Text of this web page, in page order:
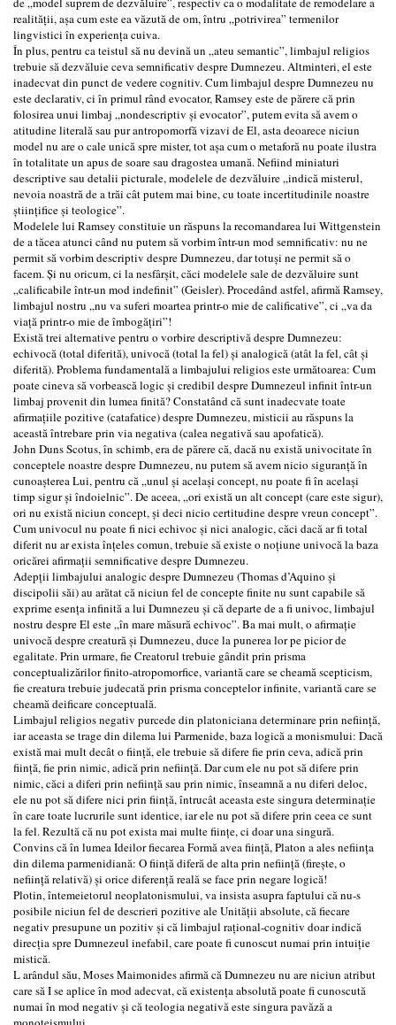
realității, așa cum este ea văzută de om, întru „potrivirea” termenilor
lingvistici în experiența cuiva.
În plus, pentru ca teistul să nu devină un „ateu semantic”, limbajul religios
trebuie să dezvăluie ceva semnificativ despre Dumnezeu. Altminteri, el este
inadecvat din punct de vedere cognitiv. Cum limbajul despre Dumnezeu nu
este declarativ, ci în primul rând evocator, Ramsey este de părere că prin
folosirea unui limbaj „nondescriptiv și evocator”, putem evita să avem o
atitudine literală sau pur antropomorfă vizavi de El, asta deoarece niciun
model nu are o cale unică spre mister, tot așa cum o metaforă nu poate ilustra
în totalitate un apus de soare sau dragostea umană. Nefiind miniaturi
descriptive sau detalii picturale, modelele de dezvăluire „indică misterul,
nevoia noastră de a trăi cât putem mai bine, cu toate incertitudinile noastre
științifice și teologice”.
Modelele lui Ramsey constituie un răspuns la recomandarea lui Wittgenstein
de a tăcea atunci când nu putem să vorbim într-un mod semnificativ: nu ne
permit să vorbim descriptiv despre Dumnezeu, dar totuși ne permit să o
facem. Și nu oricum, ci la nesfârșit, căci modelele sale de dezvăluire sunt
„calificabile într-un mod indefinit” (Geisler). Procedând astfel, afirmă Ramsey,
limbajul nostru „nu va suferi moartea printr-o mie de calificative”, ci „va da
viață printr-o mie de îmbogățiri”!
Există trei alternative pentru o vorbire descriptivă despre Dumnezeu:
echivocă (total diferită), univocă (total la fel) și analogică (atât la fel, cât și
diferită). Problema fundamentală a limbajului religios este următoarea: Cum
poate cineva să vorbească logic și credibil despre Dumnezeul infinit într-un
limbaj provenit din lumea finită? Constatând că sunt inadecvate toate
afirmațiile pozitive (catafatice) despre Dumnezeu, misticii au răspuns la
această întrebare prin via negativa (calea negativă sau apofatică).
John Duns Scotus, în schimb, era de părere că, dacă nu există univocitate în
conceptele noastre despre Dumnezeu, nu putem să avem nicio siguranță în
cunoașterea Lui, pentru că „unul și același concept, nu poate fi în același
timp sigur și îndoielnic”. De aceea, „ori există un alt concept (care este sigur),
ori nu există niciun concept, și deci nicio certitudine despre vreun concept”.
Cum univocul nu poate fi nici echivoc și nici analogic, căci dacă ar fi total
diferit nu ar exista înțeles comun, trebuie să existe o noțiune univocă la baza
oricărei afirmații semnificative despre Dumnezeu.
Adepții limbajului analogic despre Dumnezeu (Thomas d’Aquino și
discipolii săi) au arătat că niciun fel de concepte finite nu sunt capabile să
exprime esența infinită a lui Dumnezeu și că departe de a fi univoc, limbajul
nostru despre El este „în mare măsură echivoc”. Ba mai mult, o afirmație
univocă despre creatură și Dumnezeu, duce la punerea lor pe picior de
egalitate. Prin urmare, fie Creatorul trebuie gândit prin prisma
conceptualizărilor finito-atropomorfice, variantă care se cheamă scepticism,
fie creatura trebuie judecată prin prisma conceptelor infinite, variantă care se
cheamă deificare conceptuală.
Limbajul religios negativ purcede din platoniciana determinare prin neființă,
iar aceasta se trage din dilema lui Parmenide, baza logică a monismului: Dacă
există mai mult decât o ființă, ele trebuie să difere fie prin ceva, adică prin
ființă, fie prin nimic, adică prin neființă. Dar cum ele nu pot să difere prin
nimic, căci a diferi prin neființă sau prin nimic, înseamnă a nu diferi deloc,
ele nu pot să difere nici prin ființă, întrucât aceasta este singura determinație
în care toate lucrurile sunt identice, iar ele nu pot să difere prin ceea ce sunt
la fel. Rezultă că nu pot exista mai multe ființe, ci doar una singură.
Convins că în lumea Ideilor fiecarea Formă avea ființă, Platon a ales neființa
din dilema parmenidiană: O ființă diferă de alta prin neființă (firește, o
neființă relativă) și orice diferență reală se face prin negare logică!
Plotin, întemeietorul neoplatonismului, va insista asupra faptului că nu-s
posibile niciun fel de descrieri pozitive ale Unității absolute, că fiecare
negativ presupune un pozitiv și că limbajul rațional-cognitiv doar indică
direcția spre Dumnezeul inefabil, care poate fi cunoscut numai prin intuiție
mistică.
L arândul său, Moses Maimonides afirmă că Dumnezeu nu are niciun atribut
care să I se aplice în mod adecvat, că existența absolută poate fi cunoscută
numai în mod negativ și că teologia negativă este singura pavăză a